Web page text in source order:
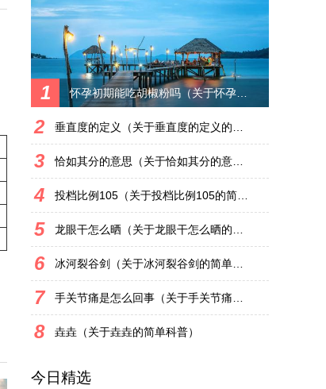
1
2
3
4
5
6
7
8 垚垚（关于垚垚的简单科普）
今日精选